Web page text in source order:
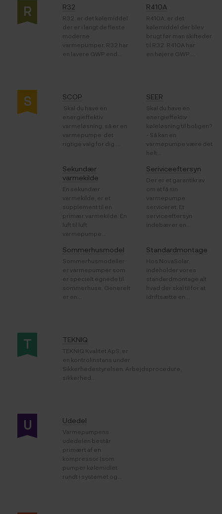
R R32
R32, er det kølemiddel
der er i langt de fleste
moderne
varmepumper. R32 har
en lavere GWP end...
R410A
R410A, er det
kølemiddel der blev
brugt før man skifteder
til R32. R410A har
en højere GWP,...
S SCOP
Skal du have en
energieffektiv
varmeløsning, så er en
varmepumpe det
rigtige valg for dig....
SEER
Skal du have en
energieffektiv
køleløsning til boligen?
- Så kan en
varmepumpe være det
helt...
Sekundær
varmekilde
En sekundær
varmekilde, er et
supplement til en
primær varmekilde. En
luft til luft
varmepumpe...
Seriviceeftersyn
Der er et garantikrav
om at få sin
varmepumpe
serviceret. Et
serviceeftersyn
indebærer en...
Sommerhusmodel
Sommerhusmodeller
er varmepumper som
er specielt egnede til
sommerhuse. Generelt
er en...
Standardmontage
Hos NovaSolar,
indeholder vores
standardmontage alt
hvad der skal til for at
idriftsætte en...
T TEKNIQ
TEKNIQ Kvalitet ApS, er
en kontrolinstans under
Sikkerhedestyrelsen. Arbejdsprocedure,
sikkerhed...
U Udedel
Varmepumpens
udedelen består
primært af en
kompressor (som
pumper kølemidlet
rundt i systemet og...